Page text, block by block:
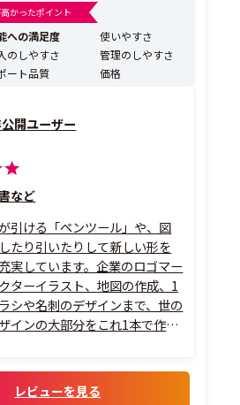
できます。 ■Illustratorでできること■
形や円などの図形を簡単に描き、文
ことでさまざま...
かったポイント
への満足度
使いやすさ
のしやすさ
管理のしやすさ
ート品質
価格
開ユーザー
など
引ける「ペンツール」や、図
たり引いたりして新しい形を
実しています。企業のロゴマー
ターイラスト、地図の作成、1
シや名刺のデザインまで、世の
インの大部分をこれ1本で作る
レビューを見る